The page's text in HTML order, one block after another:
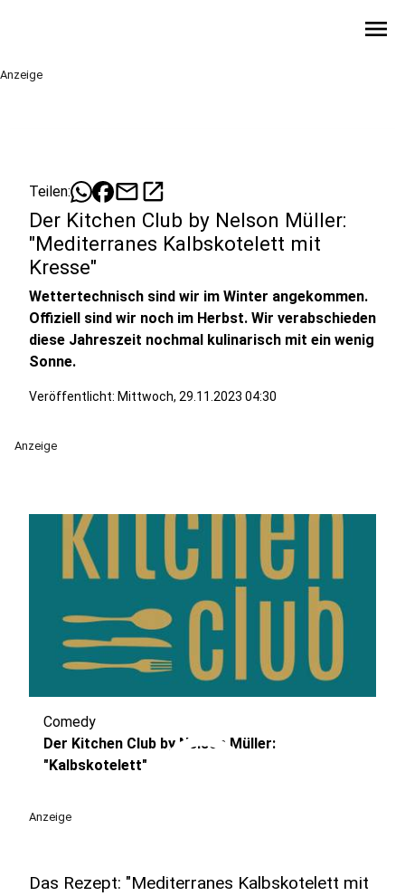
menu
Anzeige
Teilen: mailopen_in_new
Der Kitchen Club by Nelson Müller:
"Mediterranes Kalbskotelett mit
Kresse"
Wettertechnisch sind wir im Winter angekommen.
Offiziell sind wir noch im Herbst. Wir verabschieden
diese Jahreszeit nochmal kulinarisch mit ein wenig
Sonne.
Veröffentlicht: Mittwoch, 29.11.2023 04:30
Anzeige
play_circle
Comedy
Der Kitchen Club by Nelson Müller:
"Kalbskotelett"
Anzeige
Das Rezept: "Mediterranes Kalbskotelett mit